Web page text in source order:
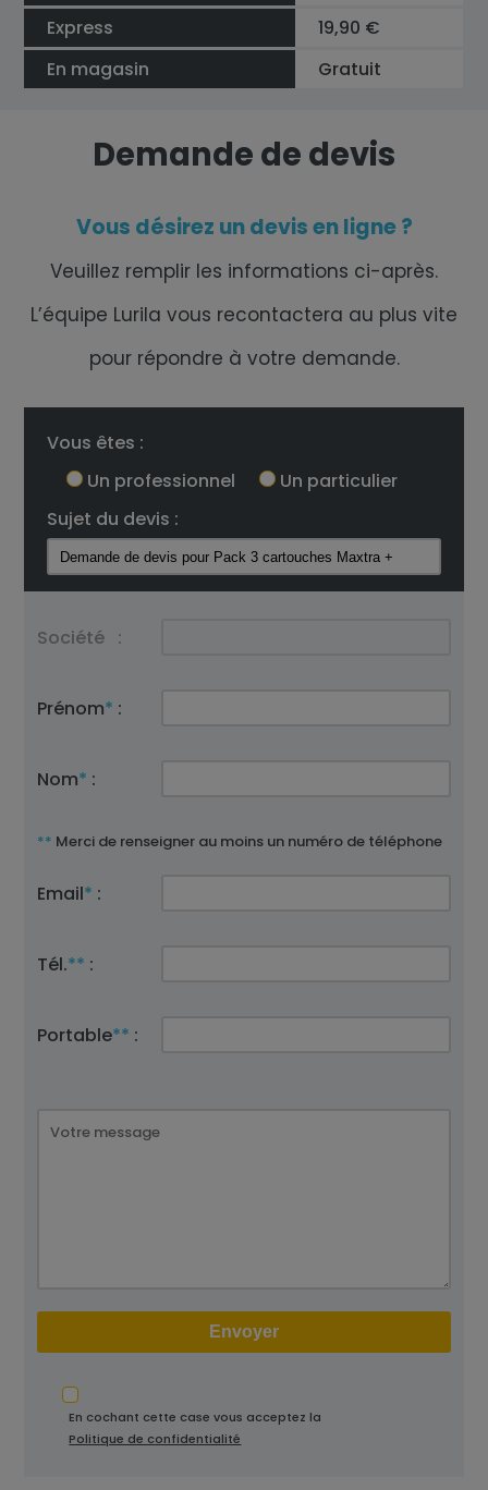
Express
19,90 €
En magasin
Gratuit
Demande de devis
Vous désirez un devis en ligne ?
Veuillez remplir les informations ci-après.
L’équipe Lurila vous recontactera au plus vite
pour répondre à votre demande.
Vous êtes :
Un professionnel
Un particulier
Sujet du devis :
Société :
Prénom* :
Nom* :
** Merci de renseigner au moins un numéro de téléphone
Email* :
Tél.** :
Portable** :
En cochant cette case vous acceptez la
Politique de confidentialité